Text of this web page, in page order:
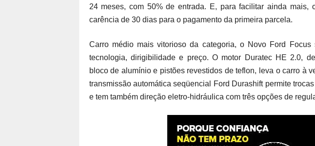
24 meses, com 50% de entrada. E, para facilitar ainda mais,
carência de 30 dias para o pagamento da primeira parcela.
Carro médio mais vitorioso da categoria, o Novo Ford Focus
tecnologia, dirigibilidade e preço. O motor Duratec HE 2.0,
bloco de alumínio e pistões revestidos de teflon, leva o carro à
transmissão automática seqüencial Ford Durashift permite
e tem também direção eletro-hidráulica com três opções de